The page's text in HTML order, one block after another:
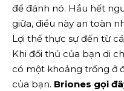
để đánh nó. Hầu hết
giữa, điều này an toàn
Lợi thế thực sự đến từ
Khi đối thủ của bạn di
có một khoảng trống ở
của bạn. Briones gọi